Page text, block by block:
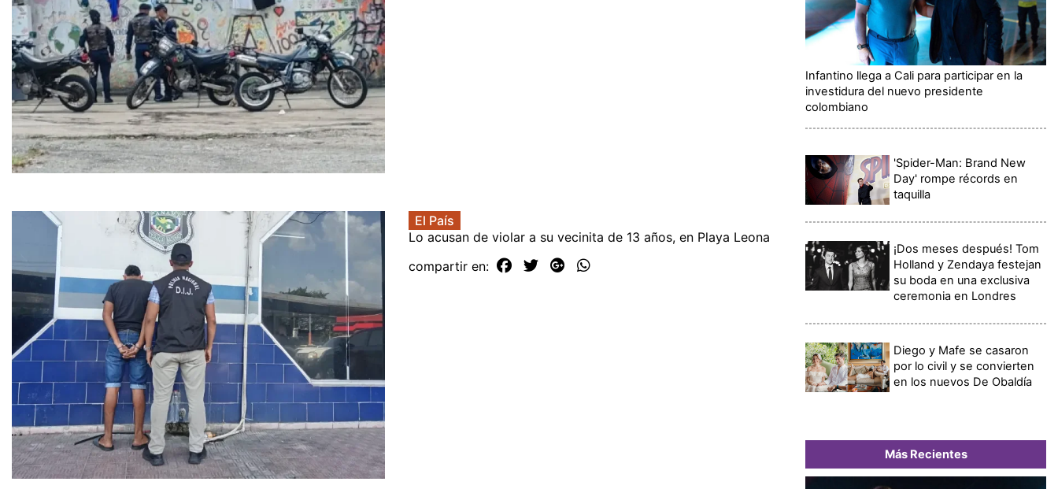
El País
Lo acusan de violar a su vecinita de 13 años, en Playa Leona
compartir en:
Infantino llega a Cali para participar en la
investidura del nuevo presidente
colombiano
'Spider-Man: Brand New
Day' rompe récords en
taquilla
¡Dos meses después! Tom
Holland y Zendaya festejan
su boda en una exclusiva
ceremonia en Londres
Diego y Mafe se casaron
por lo civil y se convierten
en los nuevos De Obaldía
Más Recientes